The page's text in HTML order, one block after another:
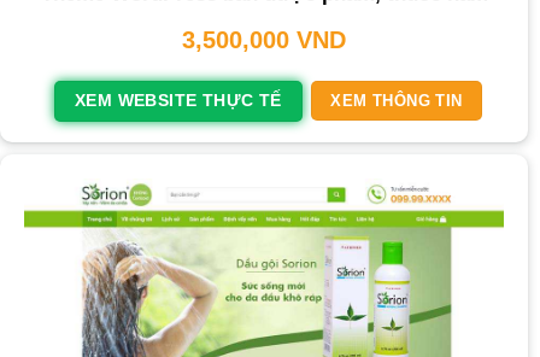
3,500,000 VND
XEM WEBSITE THỰC TẾ XEM THÔNG TIN